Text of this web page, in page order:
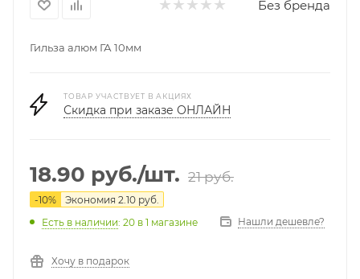
Без бренда
Гильза алюм ГА 10мм
ТОВАР УЧАСТВУЕТ В АКЦИЯХ
Скидка при заказе ОНЛАЙН
18.90 руб./шт. 21руб.
-10% Экономия 2.10 руб.
Есть в наличии: 20 в 1 магазине Нашли дешевле?
Хочу в подарок